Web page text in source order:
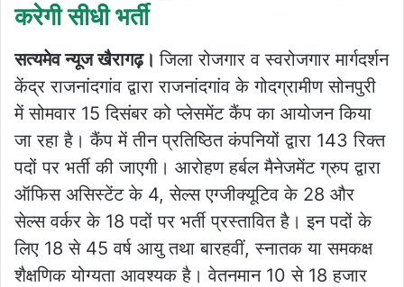
करेगी सीधी भर्ती
सत्यमेव न्यूज खैरागढ़।जिला रोजगार व स्वरोजगार मार्गदर्शन
केंद्र राजनांदगांव द्वारा राजनांदगांव के गोदग्रामीण सोनपुरी
में सोमवार 15 दिसंबर को प्लेसमेंट कैंप का आयोजन किया
जा रहा है। कैंप में तीन प्रतिष्ठित कंपनियों द्वारा 143 रिक्त
पदों पर भर्ती की जाएगी। आरोहण हर्बल मैनेजमेंट ग्रुप द्वारा
ऑफिस असिस्टेंट के 4, सेल्स एग्जीक्यूटिव के 28 और
सेल्स वर्कर के 18 पदों पर भर्ती प्रस्तावित है। इन पदों के
लिए 18 से 45 वर्ष आयु तथा बारहवीं, स्नातक या समकक्ष
शैक्षणिक योग्यता आवश्यक है। वेतनमान 10 से 18 हजार